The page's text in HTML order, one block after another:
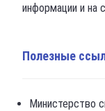
информации и на
Полезные
Министерство